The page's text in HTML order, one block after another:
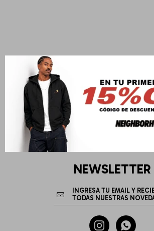
NEWSLETTER
 